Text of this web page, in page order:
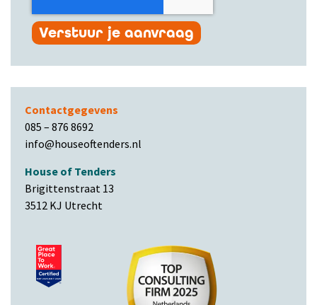
Verstuur je aanvraag
Contactgegevens
085 – 876 8692
info@houseoftenders.nl
House of Tenders
Brigittenstraat 13
3512 KJ Utrecht